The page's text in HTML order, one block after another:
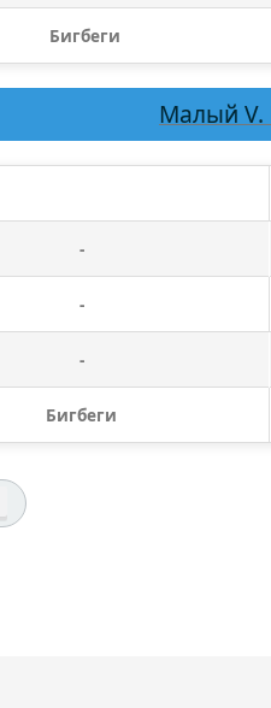
Бигбеги
Малый V.
-
-
-
Бигбеги